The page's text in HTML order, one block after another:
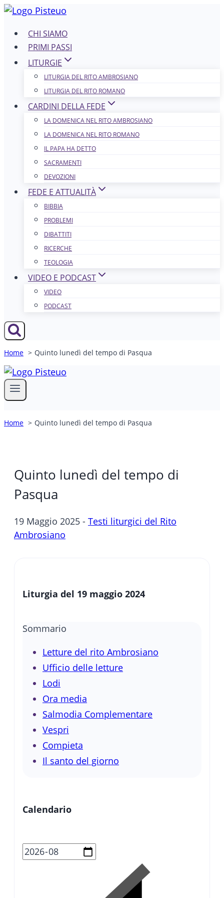
Salta
contenutoCHI SIAMO
PRIMI PASSI
LITURGIE
LITURGIA DEL RITO AMBROSIANO
LITURGIA DEL RITO ROMANO
CARDINI DELLA FEDE
LA DOMENICA NEL R​​​​​​ITO AMBROSIANO
LA DOMENICA NEL RITO ROMANO
IL PAPA HA DETTO
SACRAMENTI
DEVOZIONI
FEDE E ATTUALITÀ
BIBBIA
PROBLEMI
DIBATTITI
RICERCHE
TEOLOGIA
VIDEO E PODCAST
VIDEO
PODCAST
Home Quinto lunedì del tempo di Pasqua
Home Quinto lunedì del tempo di Pasqua
Quinto lunedì del tempo di
Pasqua
19 Maggio 2025 - Testi liturgici del Rito
Ambrosiano
Liturgia del 19 maggio 2024
Sommario
Letture del rito Ambrosiano
Ufficio delle letture
Lodi
Ora media
Salmodia Complementare
Vespri
Compieta
Il santo del giorno
Calendario